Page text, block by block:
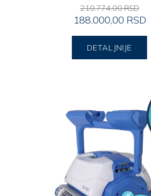
210.774,00 RSD
188.000,00 RSD
DETALJNIJE